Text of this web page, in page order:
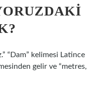
“Dam” kelimesi Latince
gelir ve “metres,